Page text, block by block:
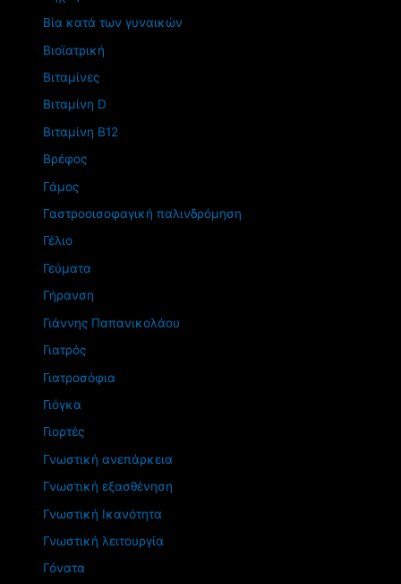
Βία κατά των γυναικών
Βιοϊατρική
Βιταμίνες
Βιταμίνη D
Βιταμίνη Β12
Βρέφος
Γάμος
Γαστροοισοφαγική παλινδρόμηση
Γέλιο
Γεύματα
Γήρανση
Γιάννης Παπανικολάου
Γιατρός
Γιατροσόφια
Γιόγκα
Γιορτές
Γνωστική ανεπάρκεια
Γνωστική εξασθένηση
Γνωστική Ικανότητα
Γνωστική λειτουργία
Γόνατα